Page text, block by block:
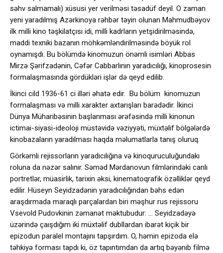
səhv salmamalı) xüsusi yer verilməsi təsadüf deyil. O zaman
yeni yaradılmış Azərkinoya rəhbər təyin olunan Mahmudbəyov
ilk milli kino təşkilatçısı idi, milli kadrların yetşidirilməsində,
maddi texniki bazanın möhkəmləndirilməsində böyük rol
oynamışdı. Bu bölümdə kinomuzun önəmli isimləri Abbas
Mirzə Şərifzadənin, Cəfər Cabbarlının yaradıcılığı, kinoprosesin
formalaşmasında gördükləri işlər də qeyd edilib.
İkinci cild 1936-61 ci illəri əhatə edir. Bu bölüm kinomuzun
formalaşması və milli xarakter axtarışları barədədir. İkinci
Dünya Müharibəsinin başlanması ərəfəsində milli kinonun
ictimai-siyasi-ideoloji müstəvidə vəziyyəti, müxtəlif bölgələrdə
kinobazaların yaradılması haqda məlumatlarla tanış oluruq.
Görkəmli rejissorların yaradıcılığına və kinoquruculuğundakı
roluna da nəzər salınır. Səməd Mərdanovun filmlərindəki canlı
portretlər, müasirlik, tarixin əksi, kinematoqrafik özəlliklər qeyd
edilir. Hüseyn Seyidzadənin yaradıcılığından bəhs edən
araşdırmada maraqlı parçalardan biri məşhur rus rejissoru
Vsevold Pudovkinin zəmanət məktubudur: … Seyidzadəyə
üzərində çaışdığım iki müxtəlif dubllardan ibarət kiçik bir
epizodun paralel montajını tapşırdım. O, həmin epizoda elə
təhkiyə forması tapdı ki, öz tapıntımdan da artıq bəyənib filmə